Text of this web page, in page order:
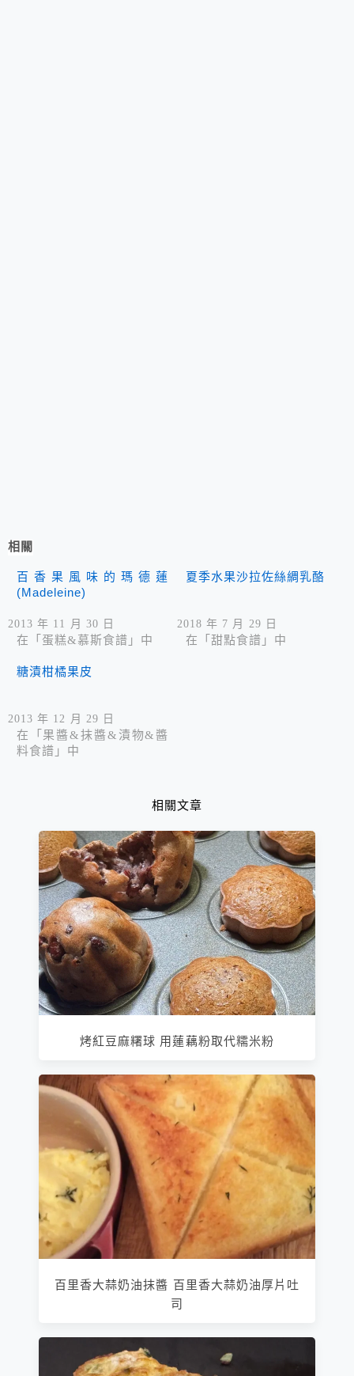
相關
百香果風味的瑪德蓮
(Madeleine)
2013 年 11 月 30 日
在「蛋糕&慕斯食譜」中
夏季水果沙拉佐絲綢乳酪
2018 年 7 月 29 日
在「甜點食譜」中
糖漬柑橘果皮
2013 年 12 月 29 日
在「果醬&抹醬&漬物&醬
料食譜」中
相關文章
烤紅豆麻糬球 用蓮藕粉取代糯米粉
百里香大蒜奶油抹醬 百里香大蒜奶油厚片吐
司